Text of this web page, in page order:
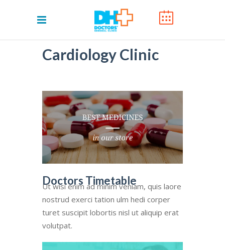
Cardiology Clinic
Doctors Timetable
Ut wisi enim ad minim veniam, quis laore
nostrud exerci tation ulm hedi corper
turet suscipit lobortis nisl ut aliquip erat
volutpat.